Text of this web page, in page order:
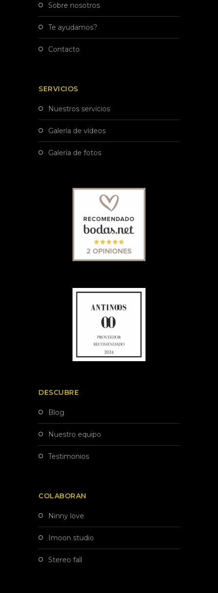
sobre nosotros
te ayudamos?
contacto
SERVICIOS
nuestros servicios
galería de vídeos
galería de fotos
DESCUBRE
blog
nuestro equipo
testimonios
COLABORAN
ninny love
imoon studio
stereo fall